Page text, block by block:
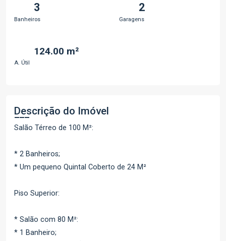
3
Banheiros
2
Garagens
124.00 m²
A. Útil
Descrição do Imóvel
Salão Térreo de 100 M²:
* 2 Banheiros;
* Um pequeno Quintal Coberto de 24 M²
Piso Superior:
* Salão com 80 M²:
* 1 Banheiro;